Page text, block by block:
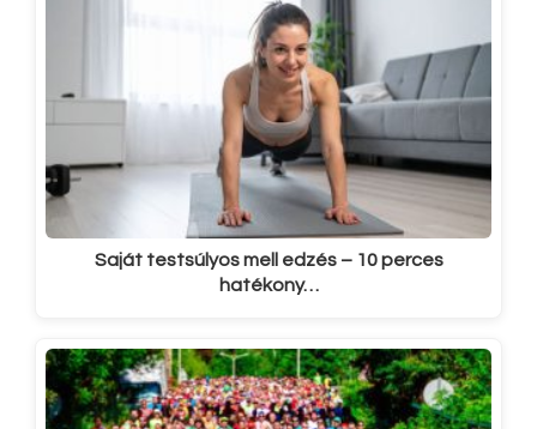
Saját testsúlyos mell edzés – 10 perces
hatékony…